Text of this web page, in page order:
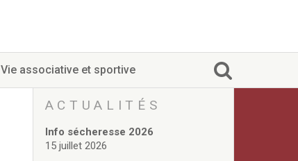
Vie associative et sportive
ACTUALITÉS
Info sécheresse 2026
15 juillet 2026